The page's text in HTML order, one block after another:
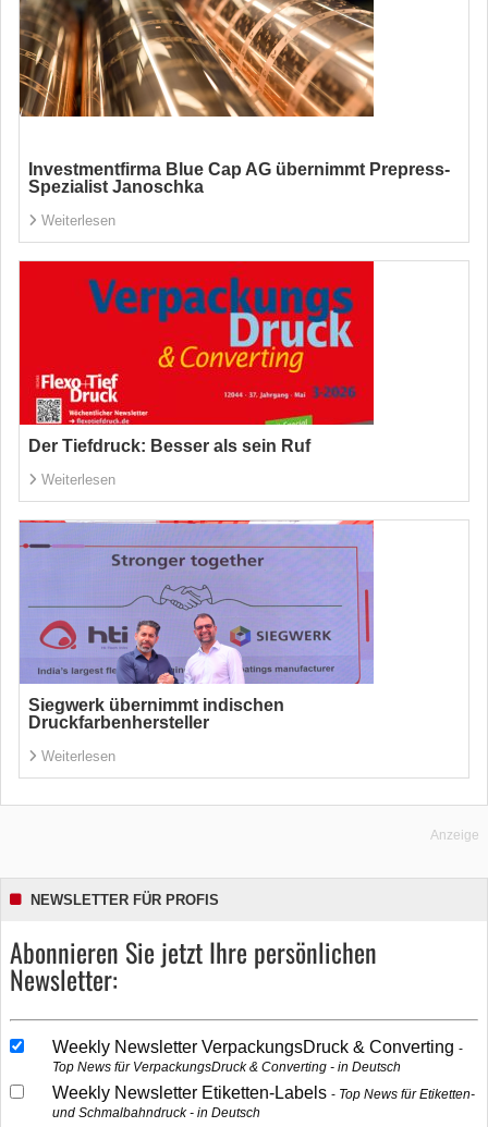
Investmentfirma Blue Cap AG übernimmt Prepress-
Spezialist Janoschka
Weiterlesen
Der Tiefdruck: Besser als sein Ruf
Weiterlesen
Siegwerk übernimmt indischen
Druckfarbenhersteller
Weiterlesen
Anzeige
NEWSLETTER FÜR PROFIS
Abonnieren Sie jetzt Ihre persönlichen
Newsletter:
Weekly Newsletter VerpackungsDruck & Converting
Top News für VerpackungsDruck & Converting - in Deutsch
Weekly Newsletter Etiketten-Labels
Top News für Etiketten-
und Schmalbahndruck - in Deutsch